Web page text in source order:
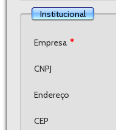
Institucional
Empresa *
CNPJ
Endereço
CEP